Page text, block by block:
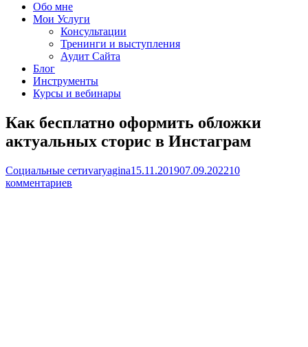
Обо мне
Мои Услуги
Консультации
Тренинги и выступления
Аудит Сайта
Блог
Инструменты
Курсы и вебинары
Как бесплатно оформить обложки
актуальных сторис в Инстаграм
Социальные сетиvaryagina15.11.201907.09.202210
комментариев